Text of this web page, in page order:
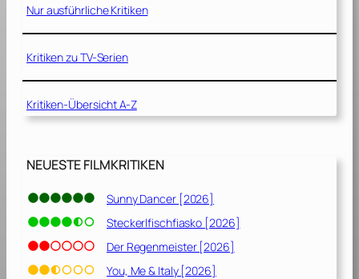
[
2
6
d
t
h
e
g
n
o
f
t
h
e
Nur ausführliche Kritiken
Kritiken zu TV-Serien
Kritiken-Übersicht A-Z
NEUESTE FILMKRITIKEN
Sunny Dancer [2026]
Steckerlfischfiasko [2026]
Der Regenmeister [2026]
You, Me & Italy [2026]